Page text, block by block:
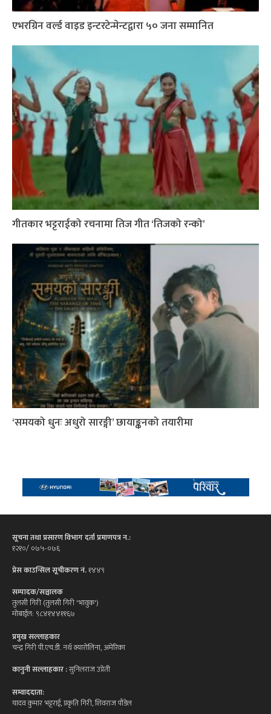
एभरग्रिन वर्ल्ड वाइड इन्टरटेन्मेन्टद्वारा ५० जना सम्मानित
गीतकार भट्टराईको रचनामा तिज गीत ‘तिजको रन्को’
‘समयको धुनः अधुरो सारङ्गी’ छायाङ्कनको तयारीमा
सूचना तथा प्रसारण विभाग दर्ता प्रमाणपत्र न.:
१२१०/ ०७५-०७६
प्रेस काउन्सिल सूचीकरण नं.१४४९
सम्पादक/सञ्चालक
तुलसी गिरी (तुलसी गिरी 'भावुक')
मोबाईल: ९८४१४४११६७
प्रमुख सल्लाहकार
चन्द्र गिरी पी.एच.डी. नर्थ क्यारोलिना, अमेरिका
कानुनी सल्लाहकार :सुनिलराज उप्रेती
सम्वाददाता:
यादव कुमार भट्टराई, प्रकृति गिरी, शिवराज पौडेल